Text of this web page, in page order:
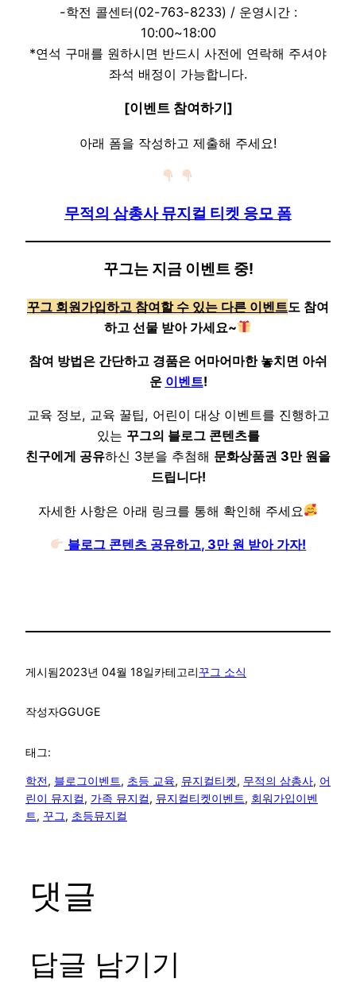
-학전 콜센터(02-763-8233) / 운영시간 :
10:00~18:00
*연석 구매를 원하시면 반드시 사전에 연락해 주셔야
좌석 배정이 가능합니다.
[이벤트 참여하기]
아래 폼을 작성하고 제출해 주세요!
무적의 삼총사 뮤지컬 티켓 응모 폼
꾸그는 지금 이벤트 중!
꾸그 회원가입하고 참여할 수 있는 다른 이벤트도 참여
하고 선물 받아 가세요~
참여 방법은 간단하고 경품은 어마어마한 놓치면 아쉬
운 이벤트!
교육 정보, 교육 꿀팁, 어린이 대상 이벤트를 진행하고
있는 꾸그의 블로그 콘텐츠를
친구에게 공유하신 3분을 추첨해 문화상품권 3만 원을
드립니다!
자세한 사항은 아래 링크를 통해 확인해 주세요
블로그 콘텐츠 공유하고, 3만 원 받아 가자!
게시됨2023년 04월 18일카테고리꾸그 소식
작성자GGUGE
태그:
학전, 블로그이벤트, 초등 교육, 뮤지컬티켓, 무적의 삼총사, 어
린이 뮤지컬, 가족 뮤지컬, 뮤지컬티켓이벤트, 회워가입이벤
트, 꾸그, 초등뮤지컬
댓글
답글 남기기